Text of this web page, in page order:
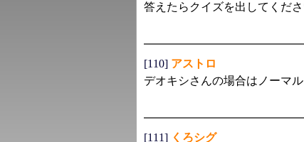
答えたらクイズを出してくだ
[110] アストロ
デオキシさんの場合はノーマ
[111] くろシグ